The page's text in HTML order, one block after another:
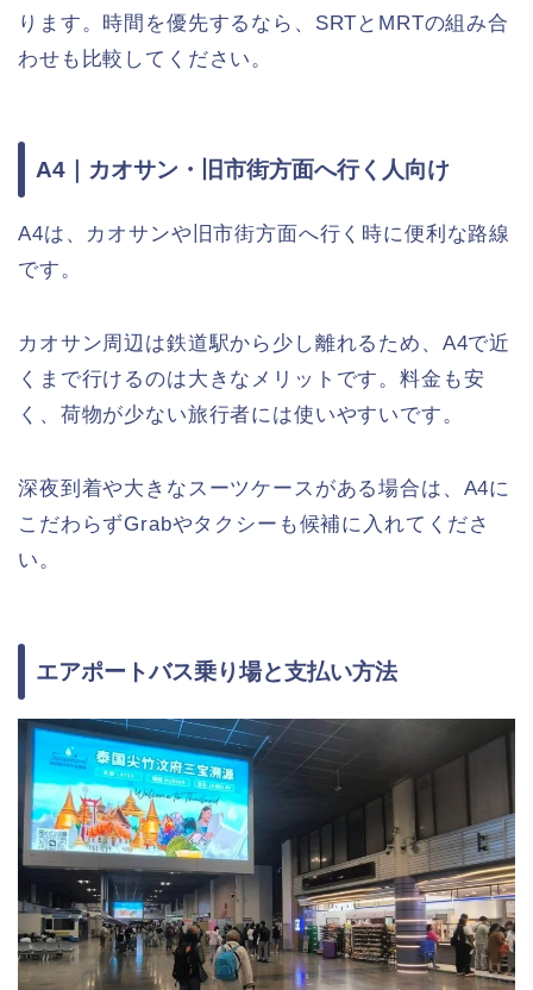
ります。時間を優先するなら、SRTとMRTの組み合
わせも比較してください。
A4｜カオサン・旧市街方面へ行く人向け
A4は、カオサンや旧市街方面へ行く時に便利な路線
です。
カオサン周辺は鉄道駅から少し離れるため、A4で近
くまで行けるのは大きなメリットです。料金も安
く、荷物が少ない旅行者には使いやすいです。
深夜到着や大きなスーツケースがある場合は、A4に
こだわらずGrabやタクシーも候補に入れてくださ
い。
エアポートバス乗り場と支払い方法